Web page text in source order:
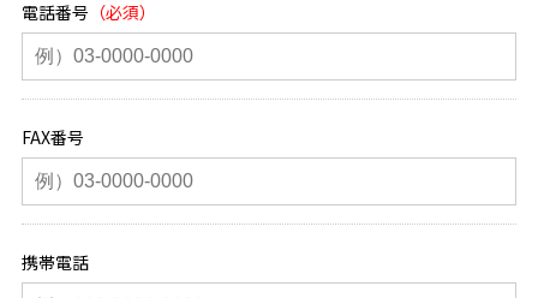
電話番号
FAX番号
携帯電話